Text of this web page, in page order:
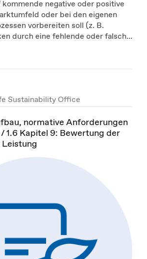
kommende negative oder positive
oder bei den eigenen
vorbereiten soll (z. B.
durch eine fehlende oder falsch...
Sustainability Office
normative Anforderungen
1.6 Kapitel 9: Bewertung der